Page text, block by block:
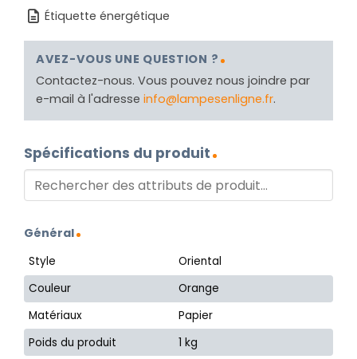
Étiquette énergétique
AVEZ-VOUS UNE QUESTION ?
Contactez-nous. Vous pouvez nous joindre par
e-mail à l'adresse info@lampesenligne.fr.
Spécifications du produit
Général
Style
Oriental
Couleur
Orange
Matériaux
Papier
Poids du produit
1 kg